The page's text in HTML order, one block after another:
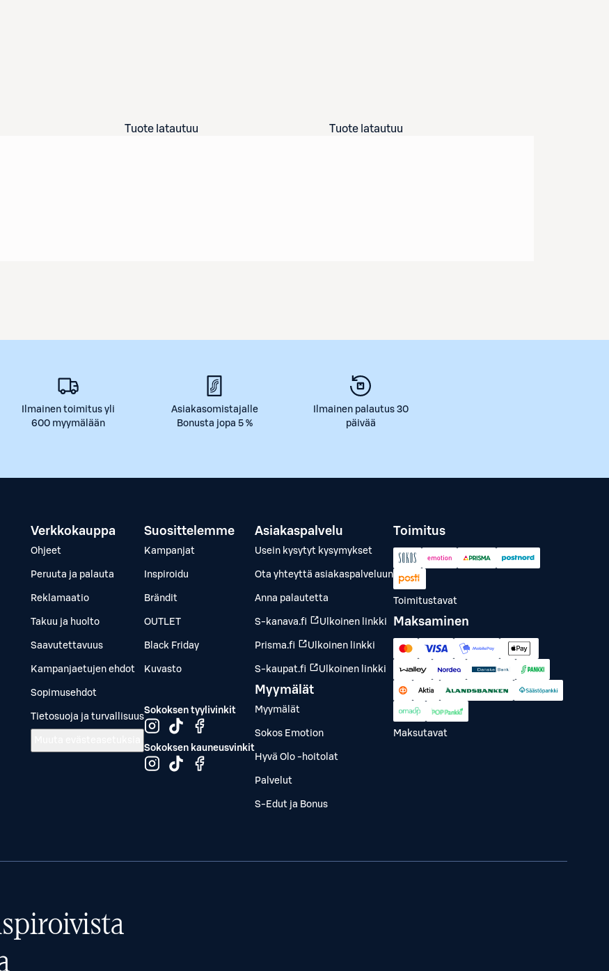
Tuote latautuu Tuote latautuu
Ilmainen toimitus yli
600 myymälään
Asiakasomistajalle
Bonusta jopa 5 %
Ilmainen palautus 30
päivää
Verkkokauppa
Ohjeet
Peruuta ja palauta
Reklamaatio
Takuu ja huolto
Saavutettavuus
Kampanjaetujen ehdot
Sopimusehdot
Tietosuoja ja turvallisuus
Suosittelemme
Kampanjat
Inspiroidu
Brändit
OUTLET
Black Friday
Kuvasto
Sokoksen tyylivinkit
Sokoksen kauneusvinkit
Asiakaspalvelu
Usein kysytyt kysymykset
Ota yhteyttä asiakaspalveluun
Anna palautetta
S-kanava.fi Ulkoinen linkki
Prisma.fi Ulkoinen linkki
S-kaupat.fi Ulkoinen linkki
Myymälät
Myymälät
Sokos Emotion
Hyvä Olo -hoitolat
Palvelut
S-Edut ja Bonus
Toimitus
Toimitustavat
Maksaminen
Maksutavat